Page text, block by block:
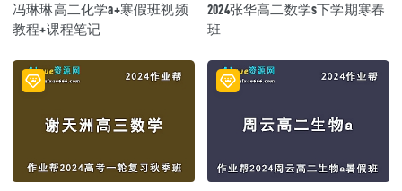
冯琳琳高二化学a+寒假班视频
教程+课程笔记
2024张华高二数学s下学期寒春
班